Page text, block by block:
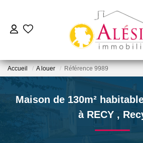
ACHETER
BIENS VENDUS /
Accueil A louer Référence 9989
Maison de 130m²
à RECY ,